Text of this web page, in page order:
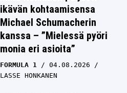
ikävän kohtaamisensa
Michael Schumacherin
kanssa – ”Mielessä pyöri
monia eri asioita”
FORMULA 1
04.08.2026
LASSE HONKANEN